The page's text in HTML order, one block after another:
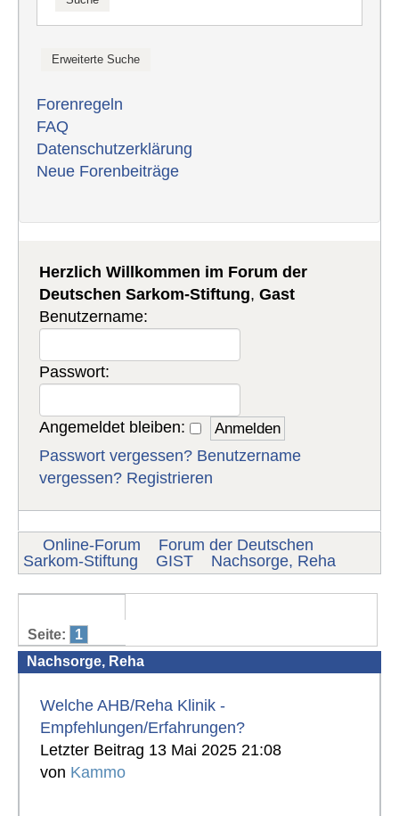
Forenregeln
FAQ
Datenschutzerklärung
Neue Forenbeiträge
Herzlich Willkommen im Forum der
Deutschen Sarkom-Stiftung,Gast
Benutzername:
Passwort:
Angemeldet bleiben:
Passwort vergessen? Benutzername
vergessen? Registrieren
Online-Forum
Forum der Deutschen
Sarkom-Stiftung
GIST Nachsorge, Reha
Seite:
1
Nachsorge, Reha
Welche AHB/Reha Klinik -
Empfehlungen/Erfahrungen?
Letzter Beitrag 13 Mai 2025 21:08
von Kammo